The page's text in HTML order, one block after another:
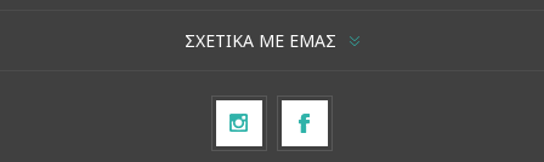
ΣΧΕΤΙΚΆ ΜΕ ΕΜΆΣ